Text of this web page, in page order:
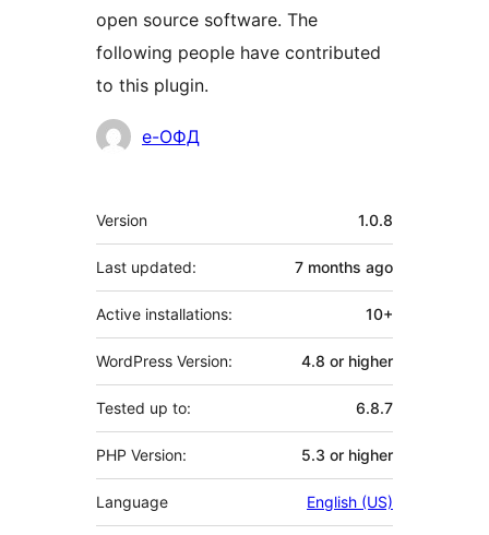
open source software. The
following people have contributed
to this plugin.
Contributors
е-ОФД
Meta
Version 1.0.8
Last updated: 7 months ago
Active installations: 10+
WordPress Version: 4.8 or higher
Tested up to: 6.8.7
PHP Version: 5.3 or higher
Language English (US)